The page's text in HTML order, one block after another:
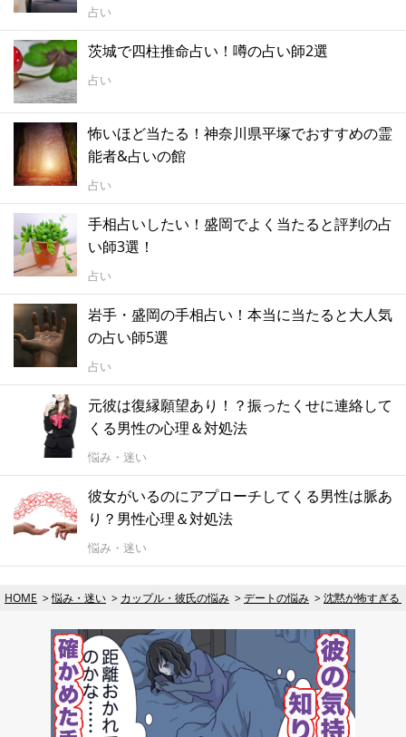
占い
茨城で四柱推命占い！噂の占い師2選
占い
怖いほど当たる！神奈川県平塚でおすすめの霊
能者&占いの館
占い
手相占いしたい！盛岡でよく当たると評判の占
い師3選！
占い
岩手・盛岡の手相占い！本当に当たると大人気
の占い師5選
占い
元彼は復縁願望あり！？振ったくせに連絡して
くる男性の心理＆対処法
悩み・迷い
彼女がいるのにアプローチしてくる男性は脈あ
り？男性心理＆対処法
悩み・迷い
HOME 悩み・迷い カップル・彼氏の悩み デートの悩み 沈黙が怖すぎる